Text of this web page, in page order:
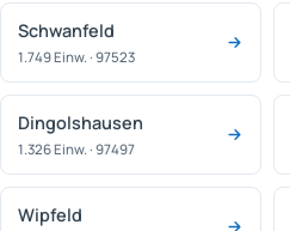
Schwanfeld
1.749 Einw. · 97523
Dingolshausen
1.326 Einw. · 97497
Wipfeld